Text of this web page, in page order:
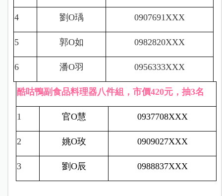
4 劉 O瑀 0907691XXX
5 郭O如 0982820XXX
6 潘O羽 0956333XXX
酷咕鴨副食品料理器八件組，市價420元，抽3名
1 官O慧 0937708XXX
2 姚O玫 0909027XXX
3 劉O辰 0988837XXX